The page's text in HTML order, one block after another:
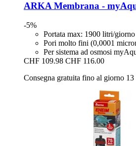
ARKAMembrana -​
-5%
Portata max: 1900 litri/giorno
Pori molto fini (0,0001
Per sistema ad osmosi
CHF 109.98 CHF 116.00
Consegna gratuita fino al giorno 13